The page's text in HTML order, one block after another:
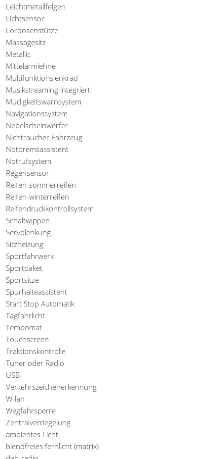
Leichtmetallfelgen
Lichtsensor
Lordosenstütze
Massagesitz
Metallic
Mittelarmlehne
Multifunktionslenkrad
Musikstreaming integriert
Müdigkeitswarnsystem
Navigationssystem
Nebelscheinwerfer
Nichtraucher Fahrzeug
Notbremsassistent
Notrufsystem
Regensensor
Reifen-sommerreifen
Reifen-winterreifen
Reifendruckkontrollsystem
Schaltwippen
Servolenkung
Sitzheizung
Sportfahrwerk
Sportpaket
Sportsitze
Spurhalteassistent
Start Stop Automatik
Tagfahrlicht
Tempomat
Touchscreen
Traktionskontrolle
Tuner oder Radio
USB
Verkehrszeichenerkennung
W-lan
Wegfahrsperre
Zentralverriegelung
ambientes Licht
blendfreies fernlicht (matrix)